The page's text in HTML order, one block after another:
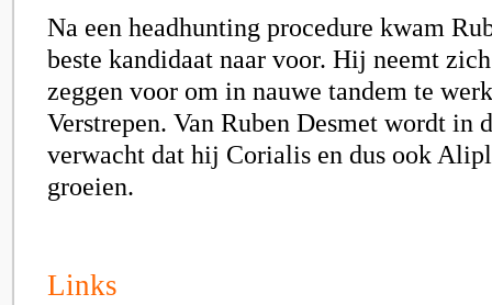
Na een headhunting procedure kwam
beste kandidaat naar voor. Hij neemt
zeggen voor om in nauwe tandem te
Verstrepen. Van Ruben Desmet wordt in
verwacht dat hij Corialis en dus ook
groeien.
Links